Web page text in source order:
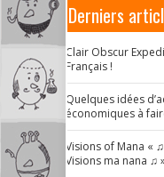
Derniers
Clair Obscur
Français !
Quelques idées
économiques à
Visions of Mana «
Visions ma nana ♫